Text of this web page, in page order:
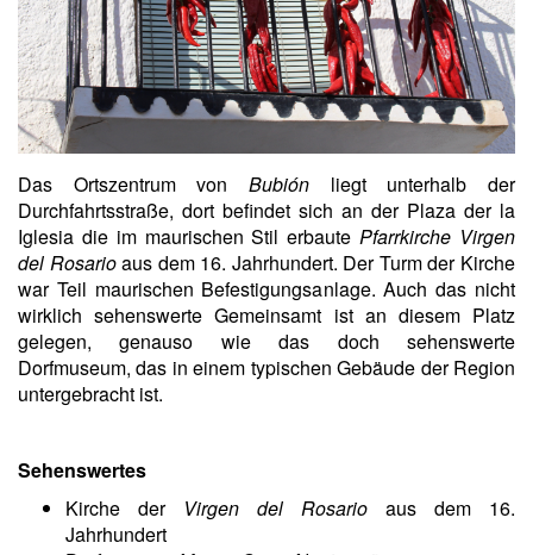
Das Ortszentrum von Bubión liegt unterhalb der
Durchfahrtsstraße, dort befindet sich an der Plaza der la
Iglesia die im maurischen Stil erbautePfarrkirche Virgen
del Rosarioaus dem 16. Jahrhundert. Der Turm der Kirche
war Teil maurischen Befestigungsanlage. Auch das nicht
wirklich sehenswerte Gemeinsamt ist an diesem Platz
gelegen, genauso wie das doch sehenswerte
Dorfmuseum, das in einem typischen Gebäude der Region
untergebracht ist.
Sehenswertes
Kirche der Virgen del Rosario aus dem 16.
Jahrhundert